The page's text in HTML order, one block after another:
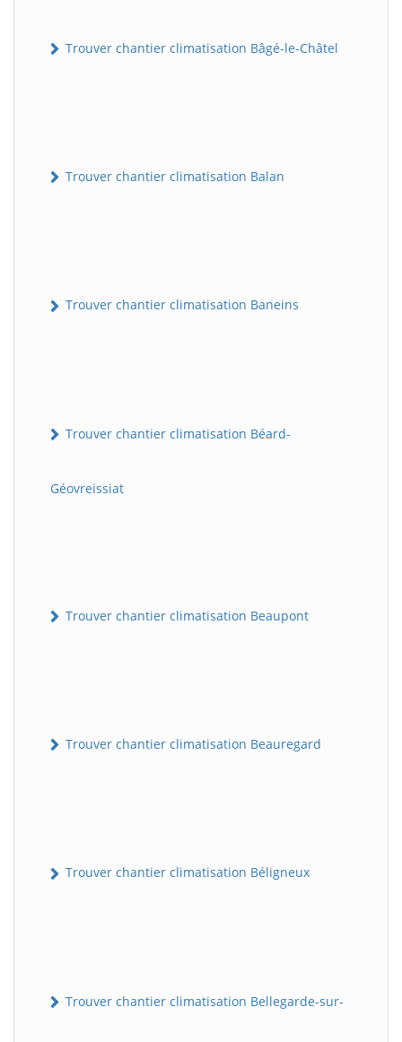
Trouver chantier climatisation Bâgé-le-Châtel
Trouver chantier climatisation Balan
Trouver chantier climatisation Baneins
Trouver chantier climatisation Béard-
Géovreissiat
Trouver chantier climatisation Beaupont
Trouver chantier climatisation Beauregard
Trouver chantier climatisation Béligneux
Trouver chantier climatisation Bellegarde-sur-